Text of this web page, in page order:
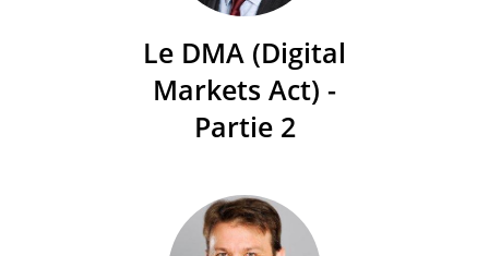
Le DMA (Digital
Markets Act) -
Partie 2